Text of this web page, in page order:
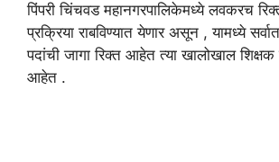
पिंपरी चिंचवड महानगरपालिकेमध्ये लवकरच
प्रक्रिया राबविण्यात येणार असून , यामध्ये
पदांची जागा रिक्त आहेत त्या खालोखाल शिक्षक
आहेत .